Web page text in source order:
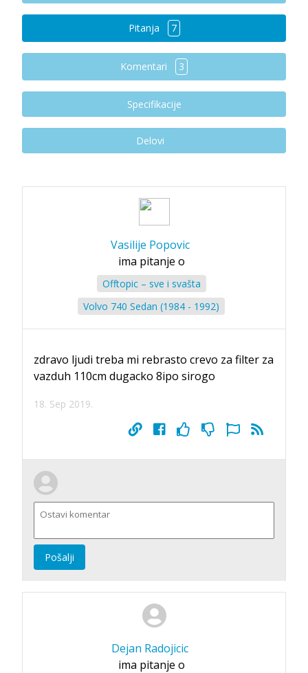
Pitanja 7
Komentari 3
Specifikacije
Delovi
Vasilije Popovic
ima pitanje o
Offtopic – sve i svašta
Volvo 740 Sedan (1984 - 1992)
zdravo ljudi treba mi rebrasto crevo za filter za
vazduh 110cm dugacko 8ipo sirogo
18. Sep 2019.
Pošalji
Dejan Radojicic
ima pitanje o